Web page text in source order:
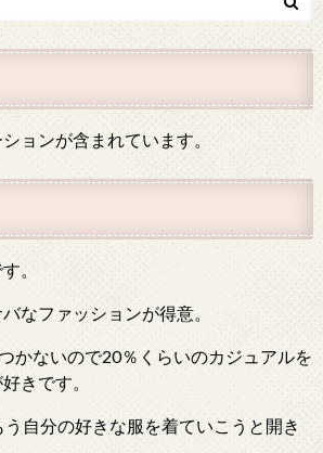
ョンが含まれています。
。
なファッションが得意。
かないので20％くらいのカジュアルを
きです。
自分の好きな服を着ていこうと開き